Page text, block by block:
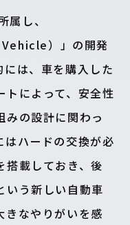
し、
）」の開発
は、車を購入した
によって、安全性
みの設計に関わっ
はハードの交換が必
搭載しておき、後
いう新しい自動車
きなやりがいを感